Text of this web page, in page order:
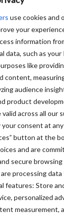
use cookies and
your
information
data, such as your
like
content,
audience
product
across all our
consent at
button at the
and are
secure
processing
features: Store
personalized
measurement,
Waarmee de
onder meer
sectieregeling (25
voor
boom. In
u
hoogwaardige